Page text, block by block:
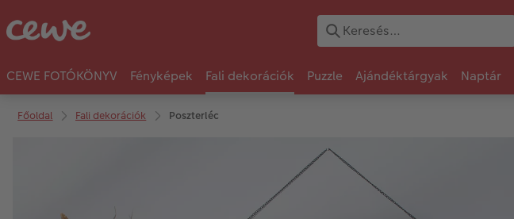
CEWE FOTÓKÖNYV Fényképek Fali dekorációk Puzzle Ajándéktárgyak Naptár
Főoldal Fali dekorációk Poszterléc